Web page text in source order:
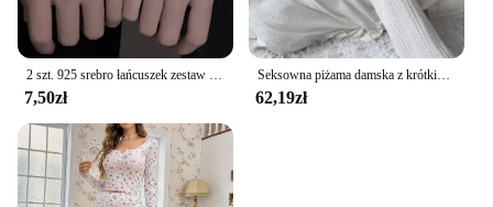
2 szt. 925 srebro łańcuszek zestaw bransoletek dla kobiet mężczyzn proste kryształowe serce regulowane bransoletki dla par para biżuteria prezenty
7,50zł
Seksowna piżama damska z krótkim rękawem i długimi spodniami 2-częściowy zestaw dla kobiet Dzianinowa żakardowa odzież domowa z dekoltem w szpic
62,19zł